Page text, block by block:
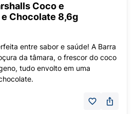
Coco e
e Chocolate 8,6g
entre sabor e saúde! A Barra
da tâmara, o frescor do coco
tudo envolto em uma